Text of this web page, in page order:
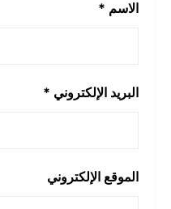
الاسم *
البريد الإلكتروني *
الموقع الإلكتروني